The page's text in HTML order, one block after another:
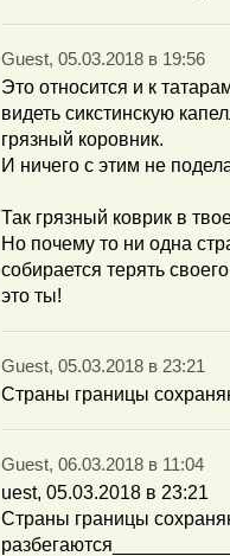
Guest, 05.03.2018 в 19:56
Это относится и к
видеть сикстинскую
грязный коровник.
И ничего с этим не
Так грязный коврик в
Но почему то ни одна
собирается терять
это ты!
Guest, 05.03.2018 в 23:21
Страны границы
Guest, 06.03.2018 в 11:04
uest, 05.03.2018 в 23:21
Страны границы